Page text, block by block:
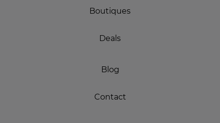
Boutiques
Deals
Blog
Contact